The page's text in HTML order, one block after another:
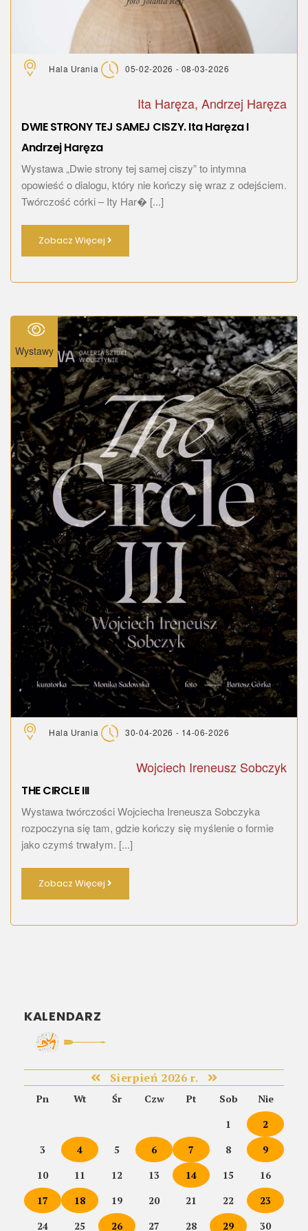
Hala Urania 05-02-2026 - 08-03-2026
Ita Haręza, Andrzej Haręza
DWIE STRONY TEJ SAMEJ CISZY. Ita Haręza I
Andrzej Haręza
Wystawa „Dwie strony tej samej ciszy” to intymna
opowieść o dialogu, który nie kończy się wraz z odejściem.
Twórczość córki – Ity Har� [...]
Zobacz Więcej
Wystawy
Hala Urania 30-04-2026 - 14-06-2026
Wojciech Ireneusz Sobczyk
THE CIRCLE III
Wystawa twórczości Wojciecha Ireneusza Sobczyka
rozpoczyna się tam, gdzie kończy się myślenie o formie
jako czymś trwałym. [...]
Zobacz Więcej
KALENDARZ
Sierpień 2026 r.
Pn Wt Śr Czw Pt Sob
Nie
1
2
3
4 5 6 7 8
9
10
11 12 13 14 15
16
17
18 19 20 21 22
23
24
25 26 27 28 29 30